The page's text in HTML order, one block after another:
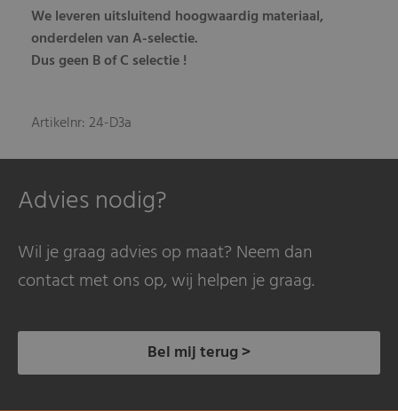
We leveren uitsluitend hoogwaardig materiaal,
onderdelen van A-selectie.
Dus geen B of C selectie !
Artikelnr: 24-D3a
Advies nodig?
Wil je graag advies op maat? Neem dan
contact met ons op, wij helpen je graag.
Bel mij terug >